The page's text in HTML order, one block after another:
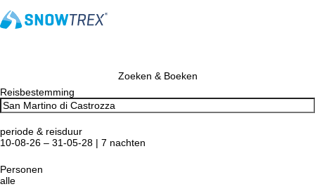
Zoeken & Boeken
Reisbestemming
periode & reisduur
10-08-26 – 31-05-28 | 7 nachten
Personen
alle